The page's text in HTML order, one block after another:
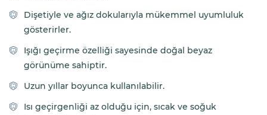
Dişetiyle ve ağız dokularıyla mükemmel uyumluluk
gösterirler.
Işığı geçirme özelliği sayesinde doğal beyaz
görünüme sahiptir.
Uzun yıllar boyunca kullanılabilir.
Isı geçirgenliği az olduğu için, sıcak ve soğuk